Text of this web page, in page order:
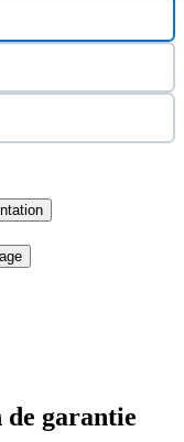
de garantie